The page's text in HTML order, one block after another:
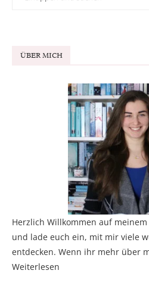
ÜBER MICH
Herzlich Willkommen auf
und lade euch ein, mit mir viele
entdecken. Wenn ihr mehr über
Weiterlesen